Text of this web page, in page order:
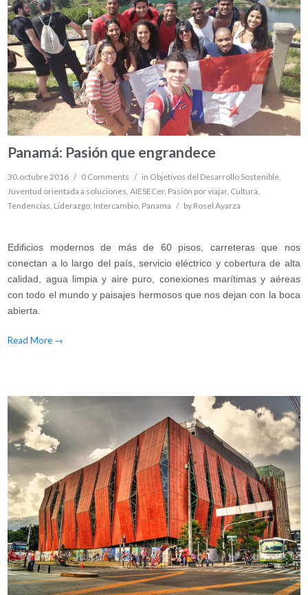
Panamá: Pasión que engrandece
30.octubre 2016 / 0 Comments / in Objetivos del Desarrollo Sostenible
Juventud orientada a soluciones ,AIESECer, Pasión por viajar, Cultura
Tendencias Liderazgo Intercambio Panama / by Rosel Ayarza
Edificios modernos de más de 60 pisos, carreteras que nos
conectan a lo largo del país, servicio eléctrico y cobertura de alta
calidad, agua limpia y aire puro, conexiones marítimas y aéreas
con todo el mundo y paisajes hermosos que nos dejan con la boca
abierta.
Read More →